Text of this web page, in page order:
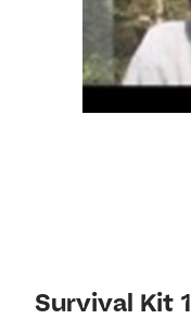
Survival Kit 1